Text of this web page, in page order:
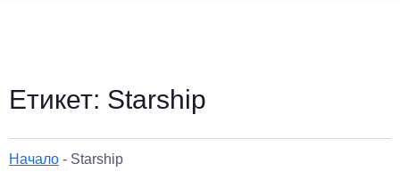
Етикет: Starship
Начало - Starship